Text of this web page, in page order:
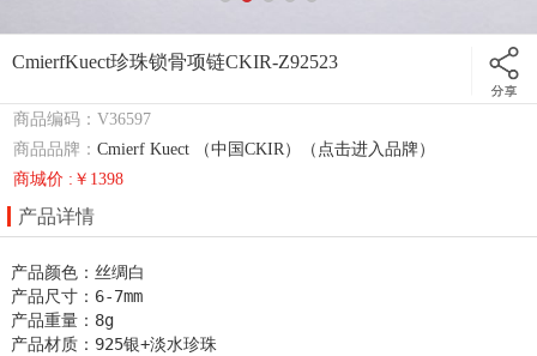
CmierfKuect珍珠锁骨项链CKIR-Z92523
商品编码：V36597
商品品牌：Cmierf Kuect （中国CKIR）（点击进入品牌）
商城价 :￥1398
产品详情
产品颜色：丝绸白
产品尺寸：6-7mm
产品重量：8g
产品材质：925银+淡水珍珠